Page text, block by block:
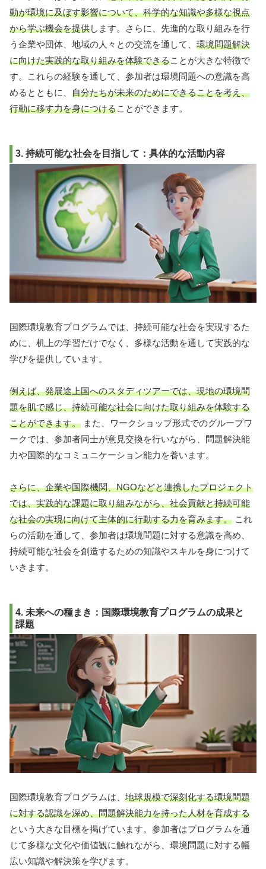
動が環境に及ぼす影響について、科学的な知識や多様な視点
から学ぶ機会を提供します。さらに、先進的な取り組みを行
う企業や団体、地域の人々との交流を通して、 環境問題解決
に向けた実践的な取り組みを体験できることが大きな特徴で
す。これらの経験を通して、参加者は環境問題への意識を高
めるとともに、 自分たちが未来のためにできることを考え、
行動に移す力を身につけることができます。
3. 持続可能な社会を目指して：具体的な活動内容
国際環境教育プログラムでは、持続可能な社会を実現するた
めに、机上の学習だけでなく、多様な活動を通して実践的な
学びを提供しています。
例えば、発展途上国へのスタディツアーでは、現地の環境問
題を肌で感じ、持続可能な社会に向けた取り組みを体験する
ことができます。 また、ワークショップ形式でのグループワ
ークでは、参加者同士が意見交換を行いながら、問題解決能
力や国際的なコミュニケーション能力を養います。
さらに、企業や国際機関、NGOなどと連携したプロジェクト
では、実践的な課題に取り組みながら、社会貢献と持続可能
な社会の実現に向けて主体的に行動する力を育みます。 これ
らの活動を通して、参加者は環境問題に対する意識を高め、
持続可能な社会を創造するための知識やスキルを身につけて
いきます。
4. 未来への種まき：国際環境教育プログラムの成果と
課題
国際環境教育プログラムは、 地球規模で深刻化する環境問題
に対する認識を深め、問題解決能力を持った人材を育成する
という大きな目標を掲げています。参加者はプログラムを通
じて多様な文化や価値観に触れながら、環境問題に対する幅
広い知識や解決策を学びます。